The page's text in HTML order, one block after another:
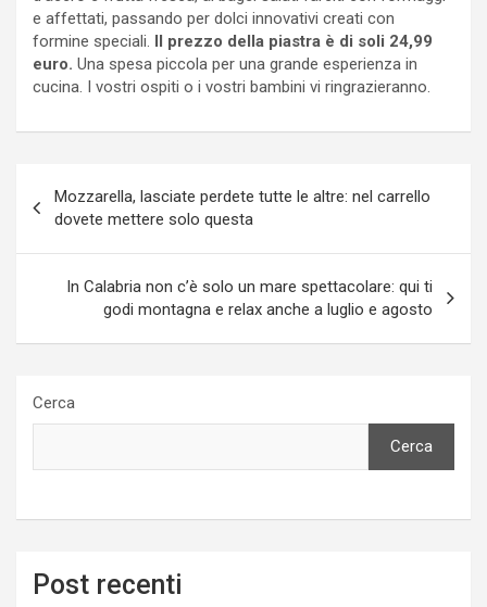
e affettati, passando per dolci innovativi creati con
formine speciali. Il prezzo della piastra è di soli 24,99
euro. Una spesa piccola per una grande esperienza in
cucina. I vostri ospiti o i vostri bambini vi ringrazieranno.
articoli
Mozzarella, lasciate perdete tutte le altre: nel carrello
dovete mettere solo questa
In Calabria non c’è solo un mare spettacolare: qui ti
godi montagna e relax anche a luglio e agosto
Cerca
Cerca
Post recenti